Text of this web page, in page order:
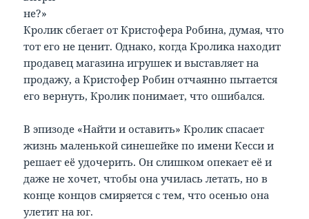
не?»
Кролик сбегает от Кристофера Робина, думая, что
тот его не ценит. Однако, когда Кролика находит
продавец магазина игрушек и выставляет на
продажу, а Кристофер Робин отчаянно пытается
его вернуть, Кролик понимает, что ошибался.
В эпизоде «Найти и оставить» Кролик спасает
жизнь маленькой синешейке по имени Кесси и
решает её удочерить. Он слишком опекает её и
даже не хочет, чтобы она училась летать, но в
конце концов смиряется с тем, что осенью она
улетит на юг.